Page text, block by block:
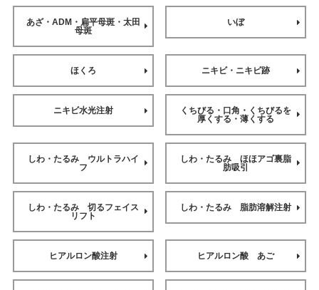
あざ・ADM・扁平母斑・太田
母斑
いぼ
ほくろ ニキビ・ニキビ跡
ニキビ水光注射
くちびる・口角・くちびるを
厚くする・薄くする
しわ・たるみ ウルトラハイ
フ
しわ・たるみ ほほアゴ裏脂
肪吸引
しわ・たるみ 切るフェイス
リフト
しわ・たるみ 脂肪溶解注射
ヒアルロン酸注射 ヒアルロン酸 あご